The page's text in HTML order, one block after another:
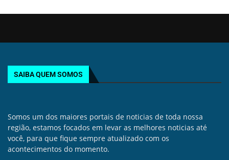
SAIBA QUEM SOMOS
Somos um dos maiores portais de noticias de toda nossa
região, estamos focados em levar as melhores noticias até
você, para que fique sempre atualizado com os
acontecimentos do momento.